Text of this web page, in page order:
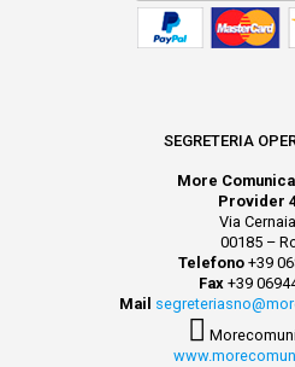
SEGRETERIA
More
Provider
Via
00185 –
Telefono +39
Fax +39
Mail